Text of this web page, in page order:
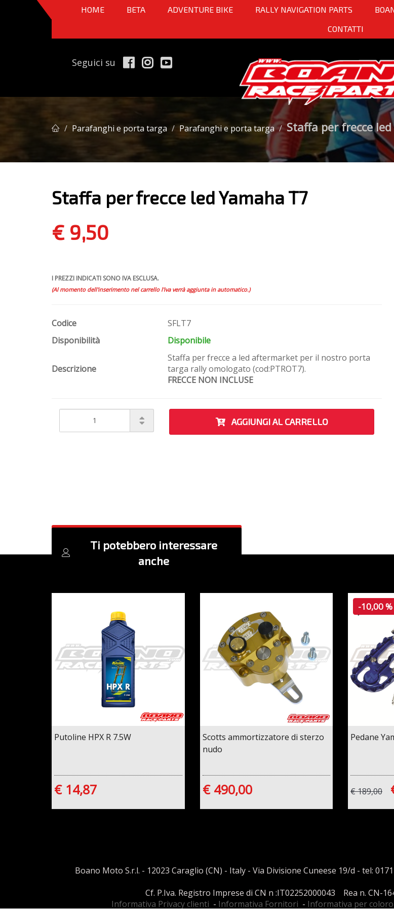
HOME BETA ADVENTURE BIKE RALLY NAVIGATION PARTS
CONTATTI
Seguici su
Parafanghi e porta targa Parafanghi e porta targa Staffa per frecce
Staffa per frecce led Yamaha T7
€ 9,50
I PREZZI INDICATI SONO IVA ESCLUSA.
(Al momento dell'inserimento nel carrello l'iva verrà aggiunta in automatico.)
Codice
SFLT7
Disponibilità
Disponibile
Descrizione
Staffa per frecce a led aftermarket per il nostro porta
targa rally omologato (cod:PTROT7).
FRECCE NON INCLUSE
AGGIUNGI AL CARRELLO
Ti potebbero interessare
anche
Putoline HPX R 7.5W
€ 14,87
Scotts ammortizzatore di sterzo
nudo
€ 490,00
-10,00 %
Pedane
€ 189,00
Boano Moto S.r.l. - 12023 Caraglio (CN) - Italy - Via Divisione Cuneese 19/d - tel:
Cf. P.Iva. Registro Imprese di CN n :IT02252000043 Rea n. CN-
Informativa Privacy clienti - Informativa Fornitori - Informativa per